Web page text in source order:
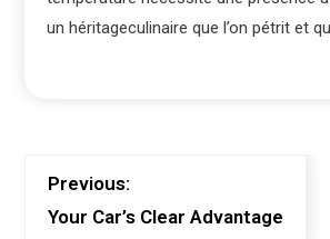
un héritageculinaire que l’on pétrit et
Previous:
Your Car’s Clear Advantage